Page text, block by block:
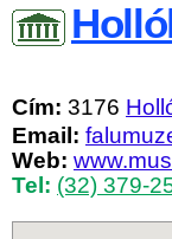
Cím: 3176
Email:
Web:
Tel: (32) 379-